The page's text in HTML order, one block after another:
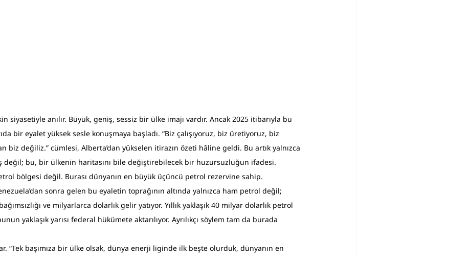
siyasetiyle anılır. Büyük, geniş, sessiz bir ülke imajı vardır. Ancak 2025 itibarıyla bu
bir eyalet yüksek sesle konuşmaya başladı. “Biz çalışıyoruz, biz üretiyoruz, biz
biz değiliz.” cümlesi, Alberta’dan yükselen itirazın özeti hâline geldi. Bu artık yalnızca
değil; bu, bir ülkenin haritasını bile değiştirebilecek bir huzursuzluğun ifadesi.
bölgesi değil. Burası dünyanın en büyük üçüncü petrol rezervine sahip.
sonra gelen bu eyaletin toprağının altında yalnızca ham petrol değil;
ve milyarlarca dolarlık gelir yatıyor. Yıllık yaklaşık 40 milyar dolarlık petrol
yaklaşık yarısı federal hükümete aktarılıyor. Ayrılıkçı söylem tam da burada
“Tek başımıza bir ülke olsak, dünya enerji liginde ilk beşte olurduk, dünyanın en